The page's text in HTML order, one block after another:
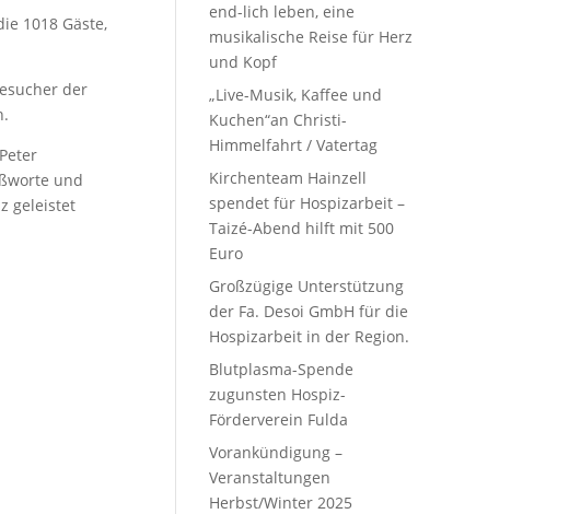
1018 Gäste,
der
und
geleistet
end-lich leben, eine
musikalische Reise für Herz
und Kopf
„Live-Musik, Kaffee und
Kuchen“an Christi-
Himmelfahrt / Vatertag
Kirchenteam Hainzell
spendet für Hospizarbeit –
Taizé-Abend hilft mit 500
Euro
Großzügige Unterstützung
der Fa. Desoi GmbH für die
Hospizarbeit in der Region.
Blutplasma-Spende
zugunsten Hospiz-
Förderverein Fulda
Vorankündigung –
Veranstaltungen
Herbst/Winter 2025